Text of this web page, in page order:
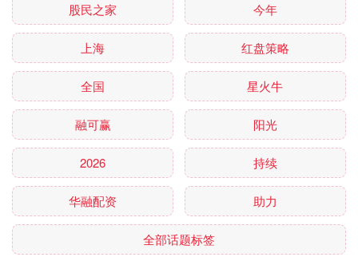
股民之家 今年
上海 红盘策略
全国 星火牛
融可赢 阳光
2026 持续
华融配资 助力
全部话题标签